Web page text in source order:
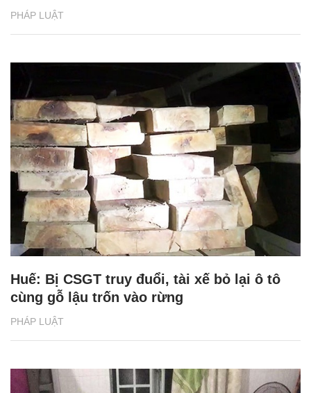
PHÁP LUẬT
PHÁP LUẬT
Huế: Bị CSGT truy đuổi, tài xế bỏ lại ô tô
cùng gỗ lậu trốn vào rừng